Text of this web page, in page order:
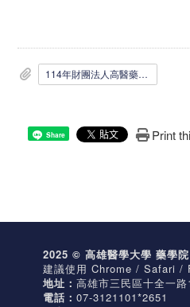
114年財團法人高醫藥學文教基金會捐款芳名錄_獎助清冊.pdf
Share Print
2025 © 高雄醫學大學 藥學院
建議使用 Chrome / Safari /
地址： 高雄市三民區十全一
電話： 07-3121101*2651